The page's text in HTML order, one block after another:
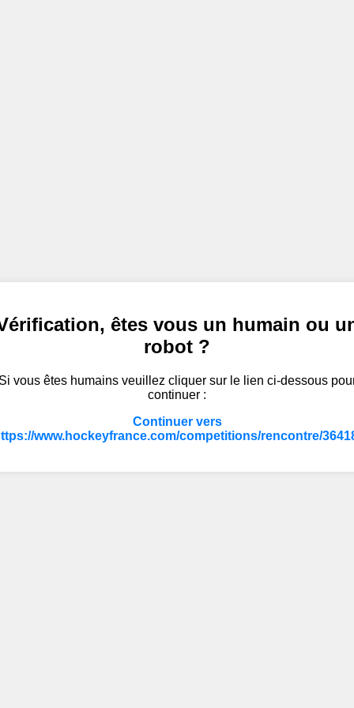
êtes vous un humain ou
robot ?
vous êtes humains veuillez cliquer sur le lien ci-dessous
continuer :
Continuer vers
www.hockeyfrance.com/competitions/rencontre/